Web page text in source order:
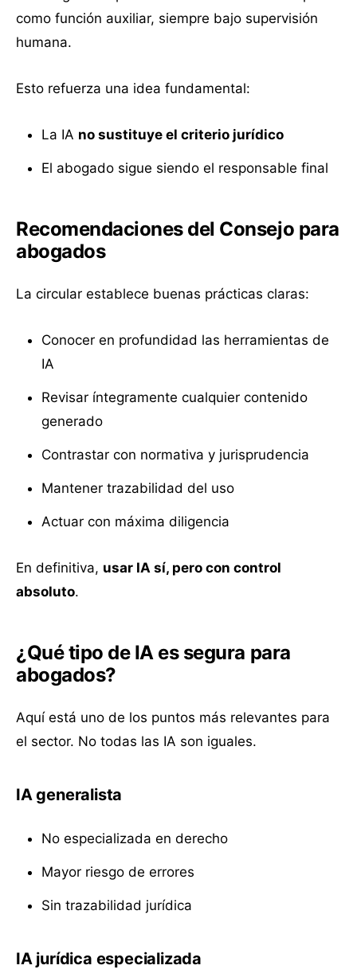
como función auxiliar, siempre bajo supervisión
humana.
Esto refuerza una idea fundamental:
La IA no sustituye el criterio jurídico
El abogado sigue siendo el responsable final
Recomendaciones del Consejo para
abogados
La circular establece buenas prácticas claras:
Conocer en profundidad las herramientas de
IA
Revisar íntegramente cualquier contenido
generado
Contrastar con normativa y jurisprudencia
Mantener trazabilidad del uso
Actuar con máxima diligencia
En definitiva, usar IA sí, pero con control
absoluto.
¿Qué tipo de IA es segura para
abogados?
Aquí está uno de los puntos más relevantes para
el sector. No todas las IA son iguales.
IA generalista
No especializada en derecho
Mayor riesgo de errores
Sin trazabilidad jurídica
IA jurídica especializada